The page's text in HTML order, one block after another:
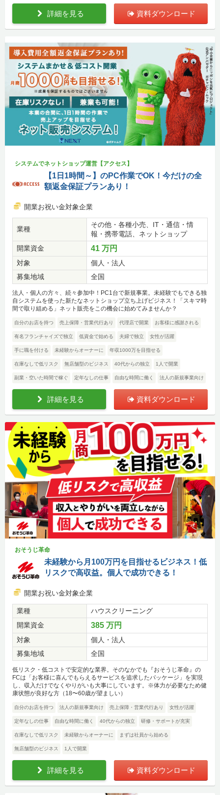
詳細を見る 資料ダウンロード
システムでネットショップ運営【アクセス】
【1日1時間～】のPC作業でOK！今だけの全
額返金保証プランあり！
開業お祝い金対象企業
業種
その他・各種小売、IT・通信・情
報・携帯電話、ネットショップ
開業資金
41 万円
対象
個人・法人
募集地域
全国
法人・個人の方々、続々参加中！PC1台で新規事業。未経験でもできる独
自システムを使った新たなネットショップ立ち上げビジネス！「スキマ時
間で取り組める」ネット販売をこの機会に始めてみませんか？
自分のお店を持つ 売上保障・営業代行あり 代理店で開業 お客様に感謝される
有名フランチャイズで独立 低資金で始める 夫婦で独立 女性が活躍
手に職を付ける 未経験からオーナーに 年収1000万を目指せる
在庫なしで低リスク 無店舗型のビジネス 40代からの独立 1人で開業
副業・空いた時間で稼ぐ 定年なしの仕事 自由な時間に働く 法人の新規事業向け
詳細を見る 資料ダウンロード
おそうじ革命
未経験から月100万円を目指せるビジネス！低
リスクで高収益。個人で成功できる！
開業お祝い金対象企業
業種
ハウスクリーニング
開業資金
385 万円
対象
個人・法人
募集地域
全国
低リスク・低コストで安定的な業界。そのなかでも『おそうじ革命』の
FCは「お客様に喜んでもらえるサービスを追求したパッケージ」を実現
し、収入だけでなくやりがいも大事にしています。※体力が必要なため健
康状態が良好な方（18〜60歳が望ましい）
自分のお店を持つ 法人の新規事業向け 売上保障・営業代行あり 女性が活躍
定年なしの仕事 自由な時間に働く 40代からの独立 研修・サポートが充実
在庫なしで低リスク 未経験からオーナーに まずは社員から始める
無店舗型のビジネス 1人で開業
詳細を見る 資料ダウンロード